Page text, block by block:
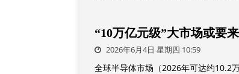
“10万亿元级”大市场或要
2026年6月4日 星期四 10:59
全球半导体市场（2026年可达约10.2